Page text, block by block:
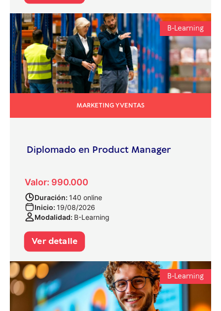
B-Learning
MARKETING Y VENTAS
Diplomado en Product Manager
Valor: 990.000
Duración: 140 online
Inicio: 19/08/2026
Modalidad: B-Learning
Ver detalle
B-Learning